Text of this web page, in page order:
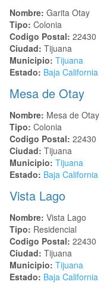
Nombre: Garita Otay
Tipo: Colonia
Codigo Postal: 22430
Ciudad: Tijuana
Municipio: Tijuana
Estado: Baja California
Mesa de Otay
Nombre: Mesa de Otay
Tipo: Colonia
Codigo Postal: 22430
Ciudad: Tijuana
Municipio: Tijuana
Estado: Baja California
Vista Lago
Nombre: Vista Lago
Tipo: Residencial
Codigo Postal: 22430
Ciudad: Tijuana
Municipio: Tijuana
Estado: Baja California